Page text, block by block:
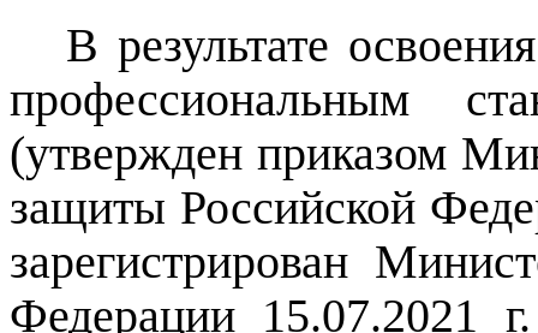
В результате
профессиональным
(утвержден приказом
защиты Российской
зарегистрирован
Федерации 15.07.2021